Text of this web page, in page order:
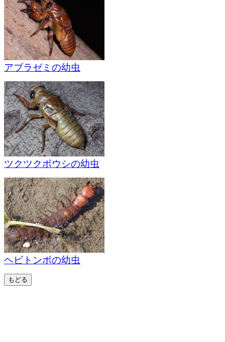
アブラゼミの幼虫
ツクツクボウシの幼虫
ヘビトンボの幼虫